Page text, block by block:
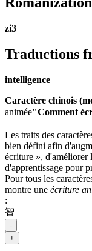
zi3
Traductions
intelligence
Caractère chinois
animée"Comment
Les traits des
bien défini afin
écriture », d'améliorer
d'apprentissage pour
Pour tous les
montre une écriture
:
智
-
+